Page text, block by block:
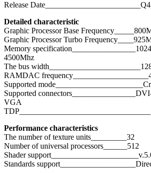
Release
Detailed characteristic
Graphic Processor Base
Graphic Processor Turbo
Memory
4500Mhz
The bus
RAMDAC
Supported
Supported
VGA
Рerformance characteristics
The number of texture units_________32
Number of universal processors______512
Shader
Standards